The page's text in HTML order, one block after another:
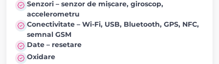
Senzori – senzor de mișcare, giroscop,
accelerometru
Conectivitate – Wi-Fi, USB, Bluetooth, GPS, NFC,
semnal GSM
Date – resetare
Oxidare